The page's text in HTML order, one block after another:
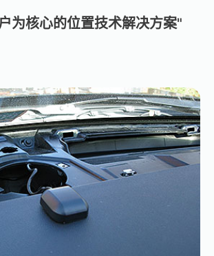
为核心的位置技术解决方案"